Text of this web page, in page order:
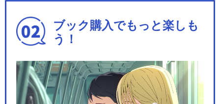
ブック購入でもっと楽しも
う！